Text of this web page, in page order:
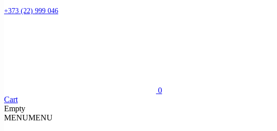
+373 (22) 999 046
0
Cart
Empty
MENUMENU